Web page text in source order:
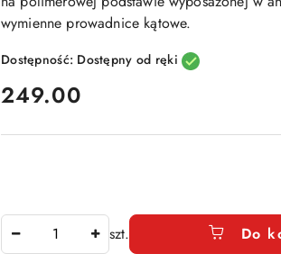
wymienne prowadnice kątowe.
Dostępność: Dostępny od ręki
cena:
249.00
szt. Do